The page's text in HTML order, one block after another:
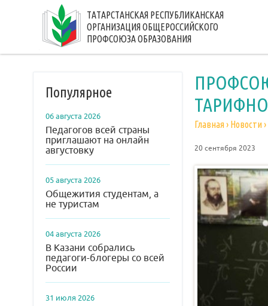
ТАТАРСТАНСКАЯ РЕСПУБЛИКАНСКАЯ
ОРГАНИЗАЦИЯ ОБЩЕРОССИЙСКОГО
ПРОФСОЮЗА ОБРАЗОВАНИЯ
Популярное
06 августа 2026
Педагогов всей страны
приглашают на онлайн
августовку
05 августа 2026
Общежития студентам, а
не туристам
04 августа 2026
В Казани собрались
педагоги-блогеры со всей
России
31 июля 2026
Главная› Новости›
20 сентября 2023